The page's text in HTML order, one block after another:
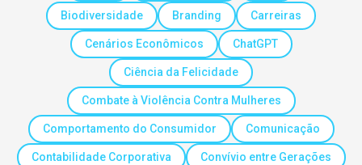
Biodiversidade Branding Carreiras
Cenários Econômicos ChatGPT
Ciência da Felicidade
Combate à Violência Contra Mulheres
Comportamento do Consumidor Comunicação
Contabilidade Corporativa Convívio entre Gerações